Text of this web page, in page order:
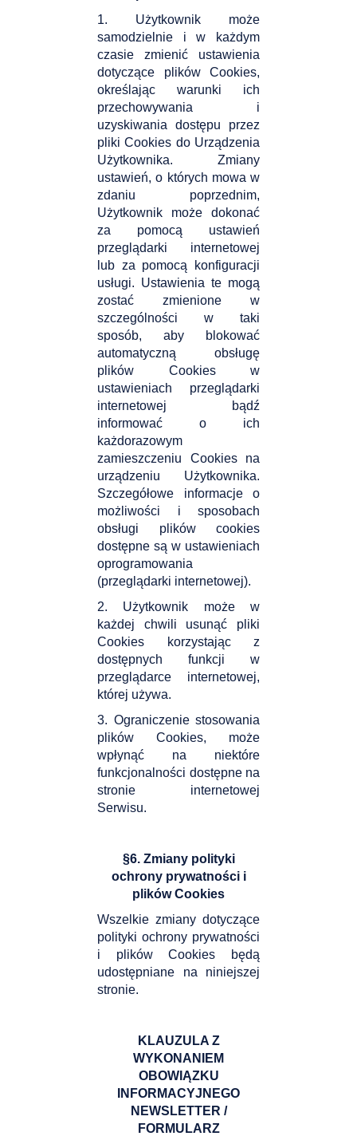
1. Użytkownik może
samodzielnie i w każdym
czasie zmienić ustawienia
dotyczące plików Cookies,
określając warunki ich
przechowywania i
uzyskiwania dostępu przez
pliki Cookies do Urządzenia
Użytkownika. Zmiany
ustawień, o których mowa w
zdaniu poprzednim,
Użytkownik może dokonać
za pomocą ustawień
przeglądarki internetowej
lub za pomocą konfiguracji
usługi. Ustawienia te mogą
zostać zmienione w
szczególności w taki
sposób, aby blokować
automatyczną obsługę
plików Cookies w
ustawieniach przeglądarki
internetowej bądź
informować o ich
każdorazowym
zamieszczeniu Cookies na
urządzeniu Użytkownika.
Szczegółowe informacje o
możliwości i sposobach
obsługi plików cookies
dostępne są w ustawieniach
oprogramowania
(przeglądarki internetowej).
2. Użytkownik może w
każdej chwili usunąć pliki
Cookies korzystając z
dostępnych funkcji w
przeglądarce internetowej,
której używa.
3. Ograniczenie stosowania
plików Cookies, może
wpłynąć na niektóre
funkcjonalności dostępne na
stronie internetowej
Serwisu.
§6. Zmiany polityki
ochrony prywatności i
plików Cookies
Wszelkie zmiany dotyczące
polityki ochrony prywatności
i plików Cookies będą
udostępniane na niniejszej
stronie.
KLAUZULA Z
WYKONANIEM
OBOWIĄZKU
INFORMACYJNEGO
NEWSLETTER /
FORMULARZ